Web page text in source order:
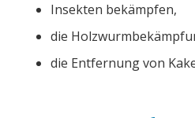
Insekten bekämpfen,
die
die Entfernung von